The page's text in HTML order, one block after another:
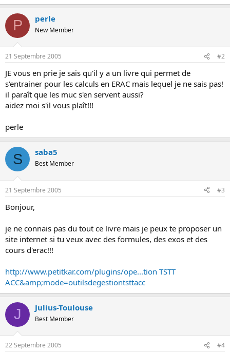
P perle
New Member
21 Septembre 2005 #2
JE vous en prie je sais qu'il y a un livre qui permet de
s'entrainer pour les calculs en ERAC mais lequel je ne sais pas!
il paraît que les muc s'en servent aussi?
aidez moi s'il vous plaît!!!
perle
S saba5
Best Member
21 Septembre 2005 #3
Bonjour,
je ne connais pas du tout ce livre mais je peux te proposer un
site internet si tu veux avec des formules, des exos et des
cours d'erac!!!
http://www.petitkar.com/plugins/ope...tion TSTT
ACC&amp;mode=outilsdegestiontsttacc
J Julius-Toulouse
Best Member
22 Septembre 2005 #4